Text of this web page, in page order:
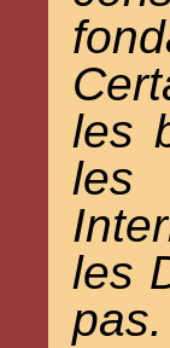
les
les
les
pas.